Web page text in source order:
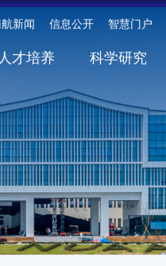
新闻 信息公开 智慧门户
人才培养 科学研究